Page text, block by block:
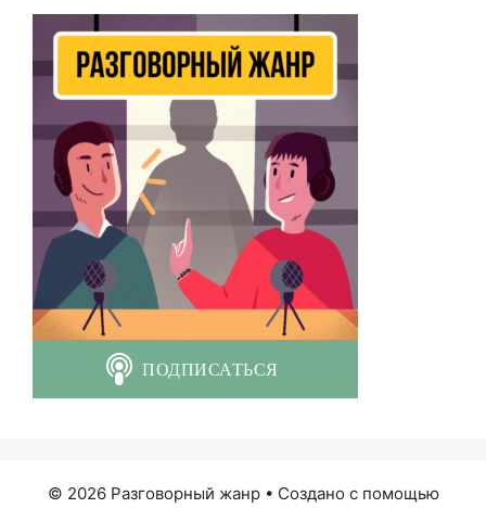
© 2026 Разговорный жанр• Создано с помощью